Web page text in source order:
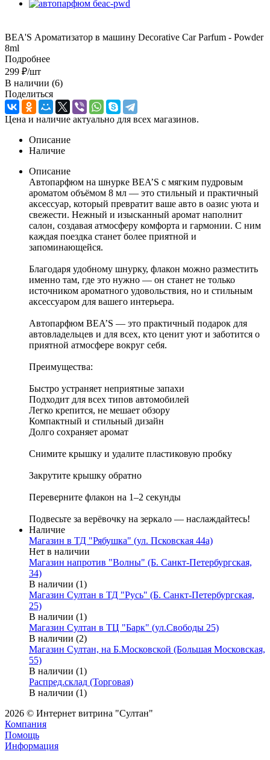
BEA'S Ароматизатор в машину Decorative Car Parfum - Powder
8ml
Подробнее
299 ₽/шт
В наличии (6)
Поделиться
Цена и наличие актуально для всех магазинов.
Описание
Наличие
Описание
Автопарфюм на шнурке BEA’S с мягким пудровым
ароматом объёмом 8 мл — это стильный и практичный
аксессуар, который превратит ваше авто в оазис уюта и
свежести. Нежный и изысканный аромат наполнит
салон, создавая атмосферу комфорта и гармонии. С ним
каждая поездка станет более приятной и
запоминающейся.
Благодаря удобному шнурку, флакон можно разместить
именно там, где это нужно — он станет не только
источником ароматного удовольствия, но и стильным
аксессуаром для вашего интерьера.
Автопарфюм BEA’S — это практичный подарок для
автовладельцев и для всех, кто ценит уют и заботится о
приятной атмосфере вокруг себя.
Преимущества:
Быстро устраняет неприятные запахи
Подходит для всех типов автомобилей
Легко крепится, не мешает обзору
Компактный и стильный дизайн
Долго сохраняет аромат
Снимите крышку и удалите пластиковую пробку
Закрутите крышку обратно
Переверните флакон на 1–2 секунды
Подвесьте за верёвочку на зеркало — наслаждайтесь!
Наличие
Магазин в ТД "Рябушка" (ул. Псковская 44а)
Нет в наличии
Магазин напротив "Волны" (Б. Санкт-Петербургская,
34)
В наличии (1)
Магазин Султан в ТД "Русь" (Б. Санкт-Петербургская,
25)
В наличии (1)
Магазин Султан в ТЦ "Барк" (ул.Свободы 25)
В наличии (2)
Магазин Султан, на Б.Московской (Большая Московская,
55)
В наличии (1)
Распред.склад (Торговая)
В наличии (1)
2026 © Интернет витрина "Султан"
Компания
Помощь
Информация